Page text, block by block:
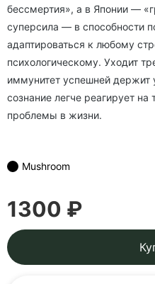
бессмертия», а в Японии —
суперсила — в способности
адаптироваться к любому
психологическому. Уходит
иммунитет успешней держит
сознание легче реагирует на
проблемы в жизни.
Mushroom
1300 ₽